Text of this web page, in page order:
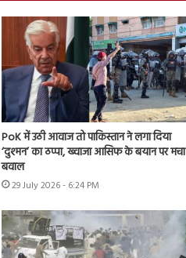
PoK में उठी आवाज तो पाकिस्तान ने लगा दिया
‘दुश्मन’ का ठप्पा, ख्वाजा आसिफ के बयान पर मचा
बवाल
29 July 2026 - 6:24 PM